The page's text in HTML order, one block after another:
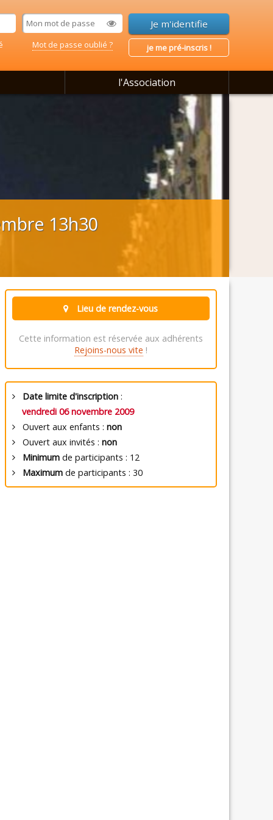
Mot de passe oublié ? je me pré-inscris !
l'Association
13h30
Lieu de rendez-vous
Cette information est réservée aux adhérents
Rejoins-nous vite !
Date limite d'inscription:
vendredi 06 novembre 2009
Ouvert aux enfants : non
Ouvert aux invités : non
Minimumde participants : 12
Maximumde participants : 30